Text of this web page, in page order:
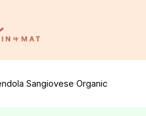
Sangiovese Organic